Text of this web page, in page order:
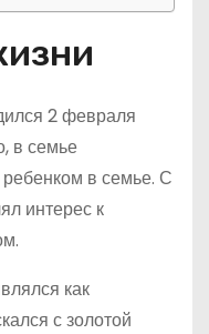
2 февраля
в семье
в семье. С
интерес к
как
с золотой